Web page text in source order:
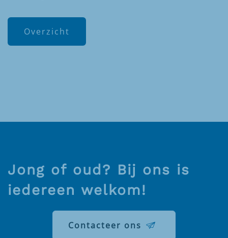
Overzicht
Jong of oud? Bij ons is
iedereen welkom!
Contacteer ons